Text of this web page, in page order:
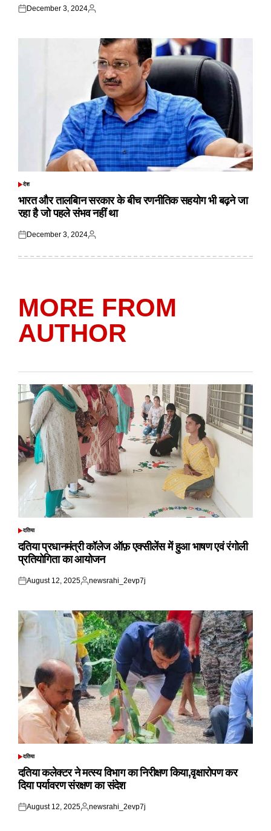
Posted
December 3, 2024
Posted
POSTED
देश
भारत और तालबिान सरकार के बीच रणनीतिक सहयोग भी बढ़ने जा
रहा है जो पहले संभव नहीं था
Posted
December 3, 2024
Posted
MORE FROM
AUTHOR
POSTED
दतिया
दतिया प्रधानमंत्री कॉलेज ऑफ़ एक्सीलेंस में हुआ भाषण एवं रंगोली
प्रतियोगिता का आयोजन
Posted
August 12, 2025
Posted
newsrahi_2evp7j
POSTED
दतिया
दतिया कलेक्टर ने मत्स्य विभाग का निरीक्षण किया,वृक्षारोपण कर
दिया पर्यावरण संरक्षण का संदेश
Posted
August 12, 2025
Posted
newsrahi_2evp7j